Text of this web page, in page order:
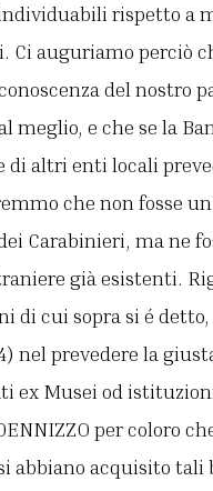
rispetto a
auguriamo perciò
del nostro
meglio, e che se la
di altri enti locali
che non fosse
Carabinieri, ma ne
già esistenti.
di cui sopra si é
nel prevedere la
ex Musei od
per coloro
abbiano acquisito